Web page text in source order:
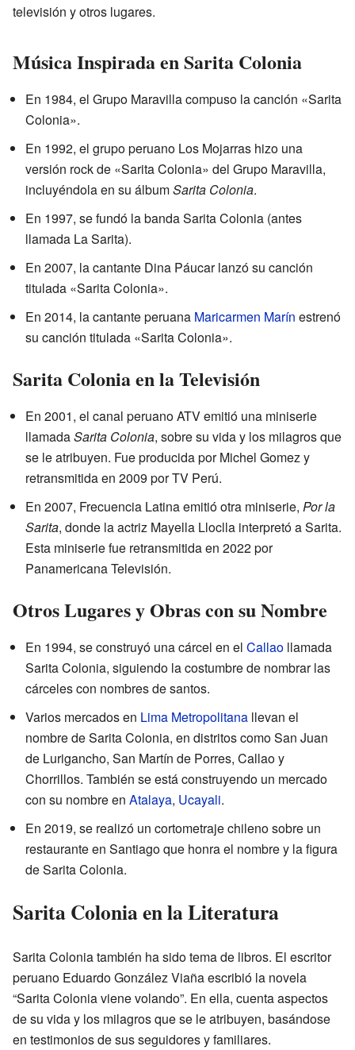
televisión y otros lugares.
Música Inspirada en Sarita Colonia
En 1984, el Grupo Maravilla compuso la canción «Sarita
Colonia».
En 1992, el grupo peruano Los Mojarras hizo una
versión rock de «Sarita Colonia» del Grupo Maravilla,
incluyéndola en su álbumSarita Colonia.
En 1997, se fundó la banda Sarita Colonia (antes
llamada La Sarita).
En 2007, la cantante Dina Páucar lanzó su canción
titulada «Sarita Colonia».
En 2014, la cantante peruana Maricarmen Marín estrenó
su canción titulada «Sarita Colonia».
Sarita Colonia en la Televisión
En 2001, el canal peruano ATV emitió una miniserie
llamadaSarita Colonia, sobre su vida y los milagros que
se le atribuyen. Fue producida por Michel Gomez y
retransmitida en 2009 por TV Perú.
En 2007, Frecuencia Latina emitió otra miniserie, Por la
Sarita, donde la actriz Mayella Lloclla interpretó a Sarita.
Esta miniserie fue retransmitida en 2022 por
Panamericana Televisión.
Otros Lugares y Obras con su Nombre
En 1994, se construyó una cárcel en el Callao llamada
Sarita Colonia, siguiendo la costumbre de nombrar las
cárceles con nombres de santos.
Varios mercados en Lima Metropolitana llevan el
nombre de Sarita Colonia, en distritos como San Juan
de Lurigancho, San Martín de Porres, Callao y
Chorrillos. También se está construyendo un mercado
con su nombre en Atalaya, Ucayali.
En 2019, se realizó un cortometraje chileno sobre un
restaurante en Santiago que honra el nombre y la figura
de Sarita Colonia.
Sarita Colonia en la Literatura
Sarita Colonia también ha sido tema de libros. El escritor
peruano Eduardo González Viaña escribió la novela
“Sarita Colonia viene volando”. En ella, cuenta aspectos
de su vida y los milagros que se le atribuyen, basándose
en testimonios de sus seguidores y familiares.